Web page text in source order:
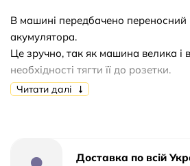
В машині передбачено
акумулятора.
Це зручно, так як машина велика і
необхідності тягти її до розетки.
Достатньо взяти з собою
Пульт Р/У БЛЮТУС
Читати далі
Доставка по всій